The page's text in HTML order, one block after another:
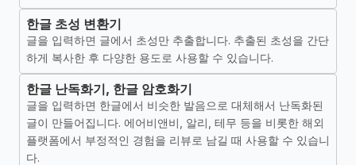
한글 초성 변환기
글을 입력하면 글에서 초성만 추출합니다. 추출된 초성을 간단
하게 복사한 후 다양한 용도로 사용할 수 있습니다.
한글 난독화기, 한글 암호화기
글을 입력하면 한글에서 비슷한 발음으로 대체해서 난독화된
글이 만들어집니다. 에어비앤비, 알리, 테무 등을 비롯한 해외
플랫폼에서 부정적인 경험을 리뷰로 남길 때 사용할 수 있습니
다.